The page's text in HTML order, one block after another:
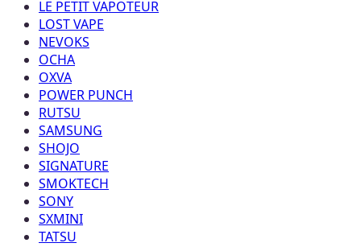
LE PETIT VAPOTEUR
LOST VAPE
NEVOKS
OCHA
OXVA
POWER PUNCH
RUTSU
SAMSUNG
SHOJO
SIGNATURE
SMOKTECH
SONY
SXMINI
TATSU